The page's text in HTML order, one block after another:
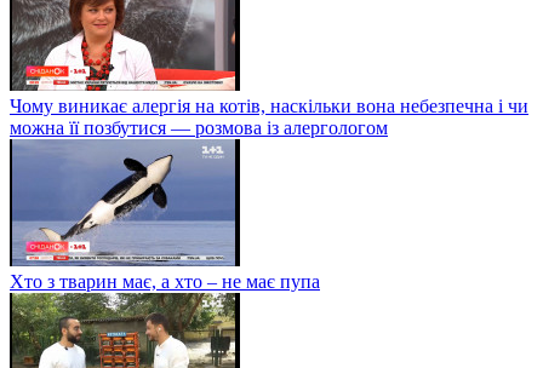
Чому виникає алергія на котів, наскільки вона небезпечна і чи
можна її позбутися — розмова із алергологом
Хто з тварин має, а хто – не має пупа